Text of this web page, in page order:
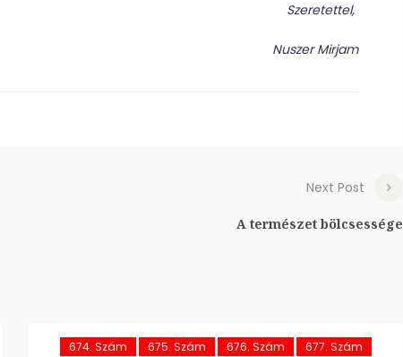
Szeretettel,
Nuszer Mirjam
Next Post
A természet bölcsessége
674. Szám 675. Szám 676. Szám
677. Szám